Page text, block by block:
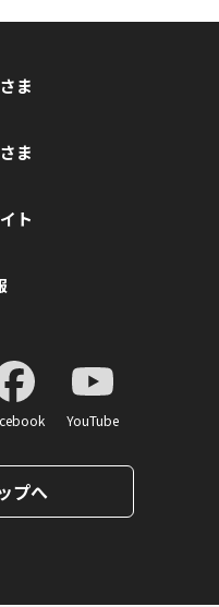
ま
ま
ト
YouTube
プへ